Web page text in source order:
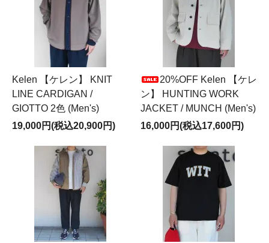
Kelen 【ケレン】 KNIT
LINE CARDIGAN /
GIOTTO 2色 (Men's)
19,000円(税込20,900円)
20%OFF Kelen 【ケレ
ン】 HUNTING WORK
JACKET / MUNCH (Men's)
16,000円(税込17,600円)